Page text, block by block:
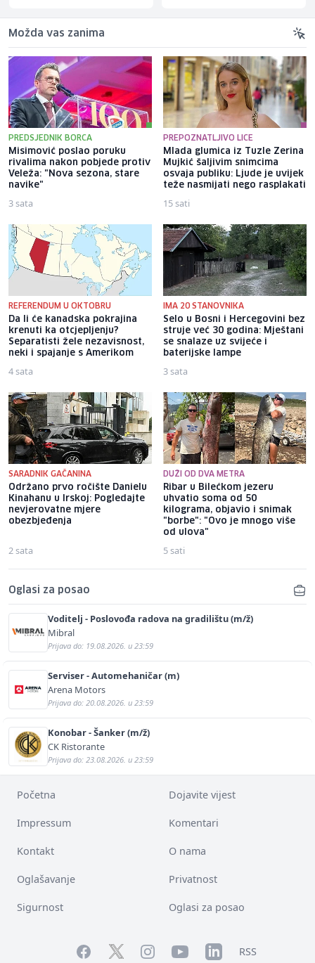
Možda vas zanima
PREDSJEDNIK BORCA
Misimović poslao poruku
rivalima nakon pobjede protiv
Veleža: "Nova sezona, stare
navike"
3 sata
PREPOZNATLJIVO LICE
Mlada glumica iz Tuzle Zerina
Mujkić šaljivim snimcima
osvaja publiku: Ljude je uvijek
teže nasmijati nego rasplakati
15 sati
REFERENDUM U OKTOBRU
Da li će kanadska pokrajina
krenuti ka otcjepljenju?
Separatisti žele nezavisnost,
neki i spajanje s Amerikom
4 sata
IMA 20 STANOVNIKA
Selo u Bosni i Hercegovini bez
struje već 30 godina: Mještani
se snalaze uz svijeće i
baterijske lampe
3 sata
SARADNIK GAČANINA
Održano prvo ročište Danielu
Kinahanu u Irskoj: Pogledajte
nevjerovatne mjere
obezbjeđenja
2 sata
DUŽI OD DVA METRA
Ribar u Bilećkom jezeru
uhvatio soma od 50
kilograma, objavio i snimak
"borbe": "Ovo je mnogo više
od ulova"
5 sati
Oglasi za posao
Voditelj - Poslovođa radova na gradilištu (m/ž)
Mibral
Prijava do: 19.08.2026. u 23:59
Serviser - Automehaničar (m)
Arena Motors
Prijava do: 20.08.2026. u 23:59
Konobar - Šanker (m/ž)
CK Ristorante
Prijava do: 23.08.2026. u 23:59
Početna Dojavite vijest
Impressum Komentari
Kontakt O nama
Oglašavanje Privatnost
Sigurnost Oglasi za posao
FacebookTwitterInstagramYouTubeLinkedInRSS